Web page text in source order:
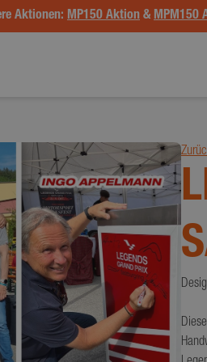
Aktionen: MP150 Aktion & MPM150